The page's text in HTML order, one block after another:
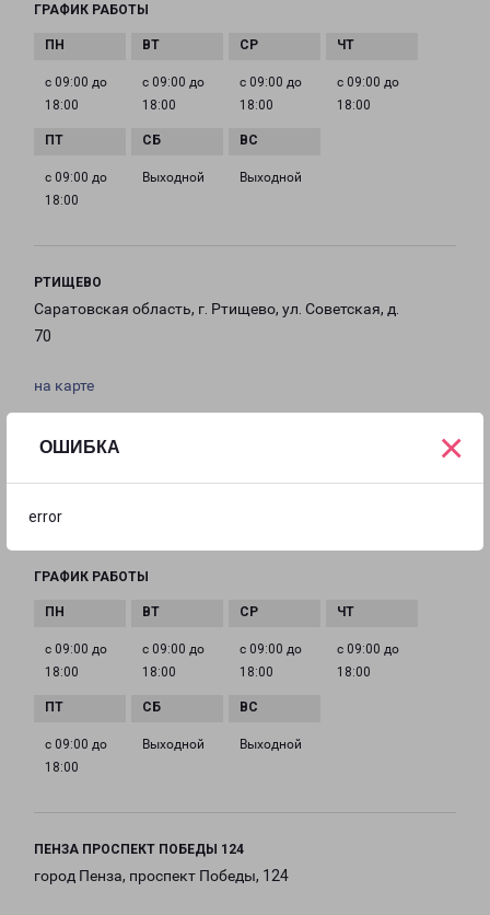
ОШИБКА
error
×
ГРАФИК РАБОТЫ
с 09:00 до
18:00
с 09:00 до
18:00
с 09:00 до
18:00
с 09:00 до
18:00
с 09:00 до
18:00
Выходной Выходной
РТИЩЕВО
Саратовская область, г. Ртищево, ул. Советская, д.
70
на карте
+7 (8452) 24-58-48
ГРАФИК РАБОТЫ
с 09:00 до
18:00
с 09:00 до
18:00
с 09:00 до
18:00
с 09:00 до
18:00
с 09:00 до
18:00
Выходной Выходной
ПЕНЗА ПРОСПЕКТ ПОБЕДЫ 124
город Пенза, проспект Победы, 124